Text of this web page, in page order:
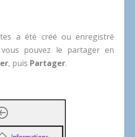
a été créé ou enregistré
vous pouvez le partager en
, puis Partager.